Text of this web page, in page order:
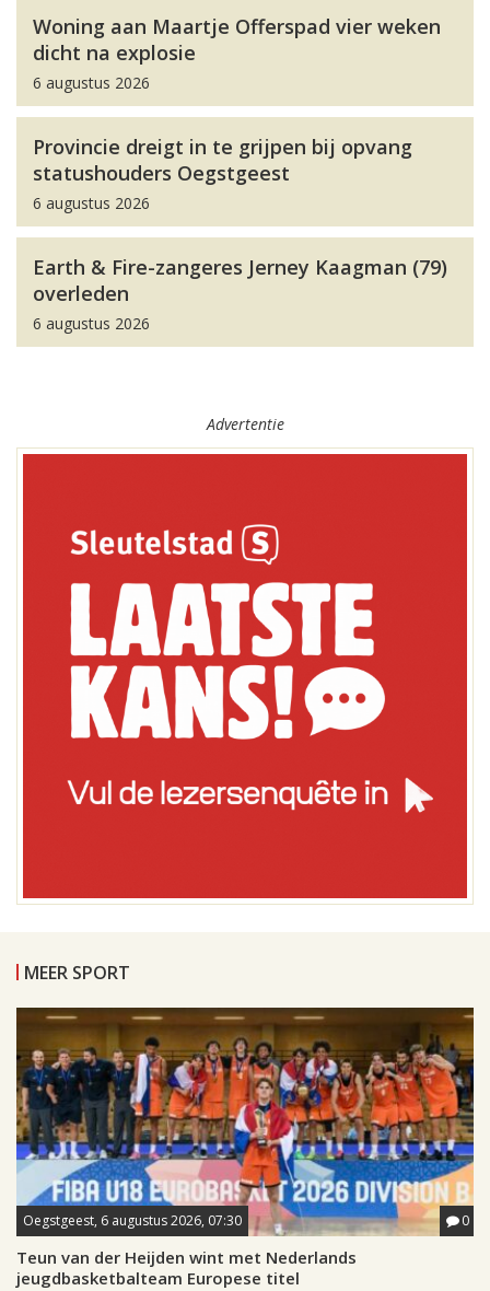
Woning aan Maartje Offerspad vier weken
dicht na explosie
6 augustus 2026
Provincie dreigt in te grijpen bij opvang
statushouders Oegstgeest
6 augustus 2026
Earth & Fire-zangeres Jerney Kaagman (79)
overleden
6 augustus 2026
Advertentie
MEER SPORT
Oegstgeest, 6 augustus 2026, 07:30 0
Teun van der Heijden wint met Nederlands
jeugdbasketbalteam Europese titel